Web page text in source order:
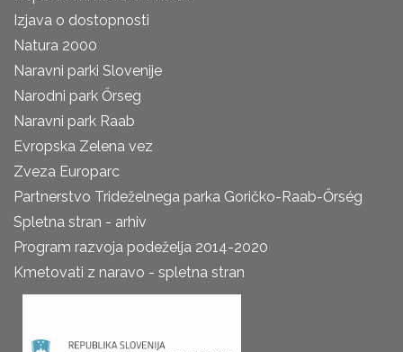
Izjava o dostopnosti
Natura 2000
Naravni parki Slovenije
Narodni park Őrseg
Naravni park Raab
Evropska Zelena vez
Zveza Europarc
Partnerstvo Trideželnega parka Goričko-Raab-Őrség
Spletna stran - arhiv
Program razvoja podeželja 2014-2020
Kmetovati z naravo - spletna stran